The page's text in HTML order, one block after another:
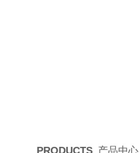
PRODUCTS 产品中心